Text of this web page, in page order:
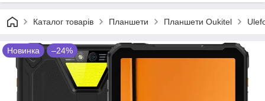
Каталог товарів Планшети Планшети Oukitel
Новинка –24%